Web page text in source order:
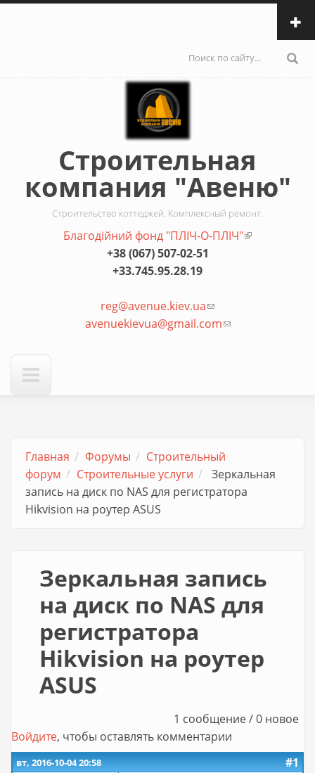
Перейти к основному содержанию
поиска
Строительная
компания "Авеню"
Строительство коттеджей. Комплексный ремонт.
Благодiйний фонд "ПЛIЧ-О-ПЛIЧ"
+38 (067) 507-02-51
+33.745.95.28.19
reg@avenue.kiev.ua
отправки email)
avenuekievua@gmail.com
Главная Форумы
Строительный
форум
Строительные услуги
Зеркальная
запись на диск по NAS для регистратора
Hikvision на роутер ASUS
Зеркальная запись
на диск по NAS для
регистратора
Hikvision на роутер
ASUS
1 сообщение / 0 новое
Войдите, чтобы оставлять комментарии
вт, 2016-10-04 20:58 #1